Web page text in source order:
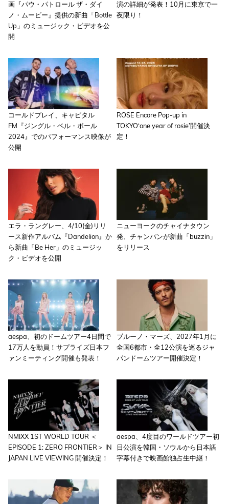
画『パウ・パトロール ザ・ダイ
ノ・ムービー』提供の新曲「Bottle
Up」のミュージック・ビデオを公
開
演の詳細が発表！10月に東京で一
夜限り！
コールドプレイ、キャピタル
FM『ジングル・ベル・ボール
2024』でのパフォーマンス映像が
公開
ROSE Encore Pop-up in
TOKYO‘one year of rosie’開催決
定！
エラ・ラングレー、4/10(金)リリ
ース新作アルバム『Dandelion』か
ら新曲「Be Her」のミュージッ
ク・ビデオを公開
ニューヨークのチャイナタウン
発、チャンパンが新曲「buzzin」
をリリース
aespa、初のドームツアー4日間で
17万人を動員！サプライズ日本フ
ァンミーティング開催も発表！
ブルーノ・マーズ、2027年1月に
全国6都市・全12公演を巡るジャ
パンドームツアー開催決定！
NMIXX 1ST WORLD TOUR ＜
EPISODE 1: ZERO FRONTIER＞ IN
JAPAN LIVE VIEWING 開催決定！
aespa、4度目のワールドツアー初
日公演を韓国・ソウルから日本語
字幕付きで映画館独占生中継！